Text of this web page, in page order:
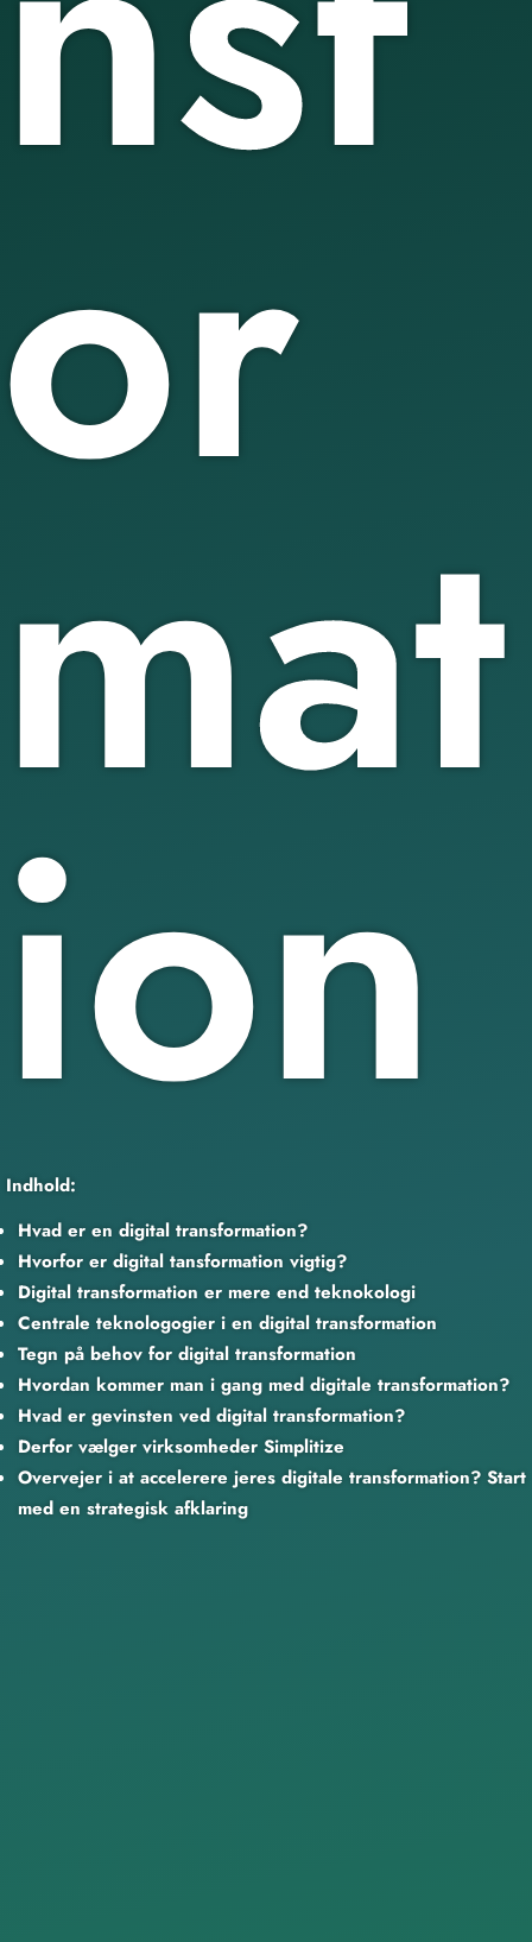
or
mat
ion
Indhold:
Hvad er en digital transformation?
Hvorfor er digital tansformation vigtig?
Digital transformation er mere end teknokologi
Centrale teknologogier i en digital transformation
Tegn på behov for digital transformation
Hvordan kommer man i gang med digitale transformation?
Hvad er gevinsten ved digital transformation?
Derfor vælger virksomheder Simplitize
Overvejer i at accelerere jeres digitale transformation? Start
med en strategisk afklaring